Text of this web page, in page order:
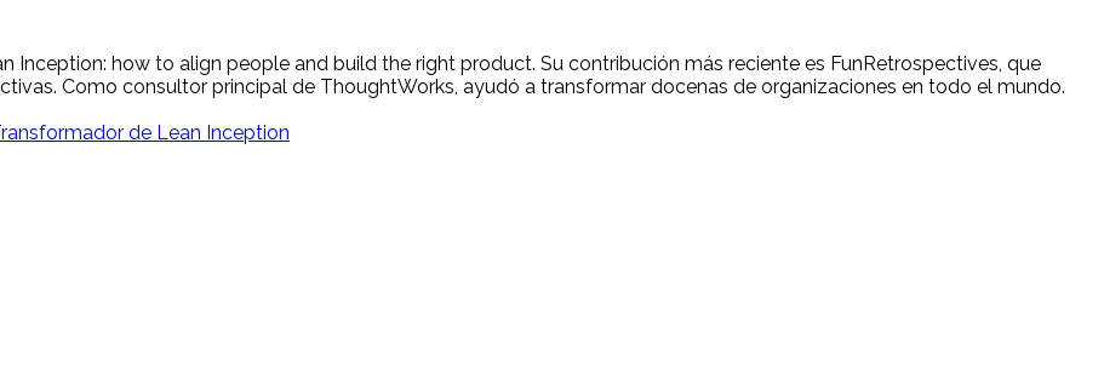
Inception: how to align people and build the right product. Su contribución más reciente es FunRetrospectives, que
Como consultor principal de ThoughtWorks, ayudó a transformar docenas de organizaciones en todo el mundo.
de Lean Inception